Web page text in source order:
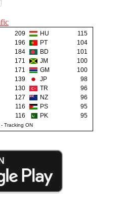
209 HU
115
196 PT
104
184 BD
101
171 JM
100
171 GM
100
139 JP
98
130 TR
96
127 NZ
96
116 PS
95
116 PK 95
- Tracking ON